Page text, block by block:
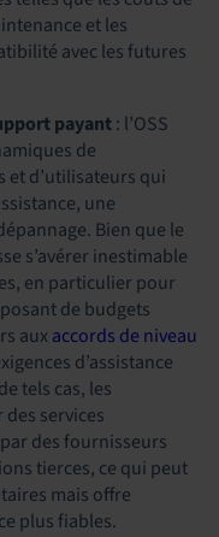
et les
avec les futures
payant: l’OSS
de
d’utilisateurs qui
une
Bien que le
s’avérer inestimable
en particulier pour
de budgets
auxaccords de niveau
d’assistance
tels cas, les
services
des fournisseurs
tierces, ce qui peut
mais offre
plus fiables.